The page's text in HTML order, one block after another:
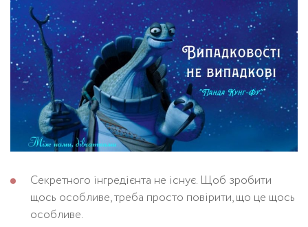
Секретного інгредієнта не існує. Щоб зробити
щось особливе, треба просто повірити, що це щось
особливе.